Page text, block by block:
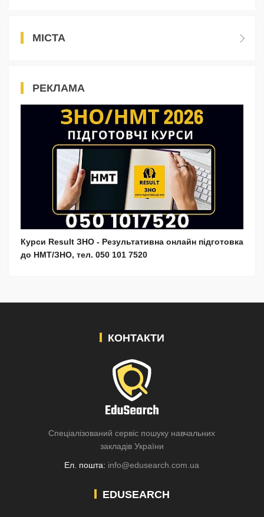
МІСТА
РЕКЛАМА
Курси Result ЗНО - Результативна онлайн підготовка
до НМТ/ЗНО, тел. 050 101 7520
КОНТАКТИ
Спеціалізований сервіс пошуку навчальних
закладів України
Ел. пошта: info@edusearch.com.ua
EDUSEARCH